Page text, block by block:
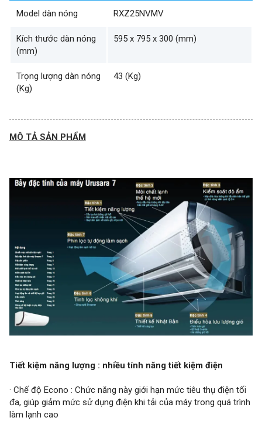
Model dàn nóng RXZ25NVMV
Kích thước dàn nóng
(mm)
595 x 795 x 300 (mm)
Trọng lượng dàn nóng
(Kg)
43 (Kg)
MÔ TẢ SẢN PHẨM
Tiết kiệm năng lượng : nhiều tính năng tiết kiệm điện
· Chế độ Econo : Chức năng này giới hạn mức tiêu thụ điện tối
đa, giúp giảm mức sử dụng điện khi tải của máy trong quá trình
làm lạnh cao